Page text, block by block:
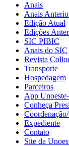
Anais
Anais
Edição Atual
Edições
SIC PIBIC
Anais do SIC
Revista
Transporte
Hospedagem
Parceiros
App
Conheça
Expediente
Contato
Site da